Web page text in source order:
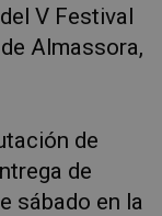
V Festival
Almassora,
de
de
sábado en la